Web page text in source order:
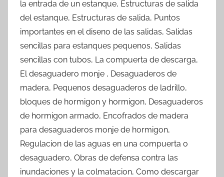
la entrada de un estanque, Estructuras de salida
del estanque, Estructuras de salida, Puntos
importantes en el diseno de las salidas, Salidas
sencillas para estanques pequenos, Salidas
sencillas con tubos, La compuerta de descarga,
El desaguadero monje , Desaguaderos de
madera, Pequenos desaguaderos de ladrillo,
bloques de hormigon y hormigon, Desaguaderos
de hormigon armado, Encofrados de madera
para desaguaderos monje de hormigon,
Regulacion de las aguas en una compuerta o
desaguadero, Obras de defensa contra las
inundaciones y la colmatacion, Como descargar